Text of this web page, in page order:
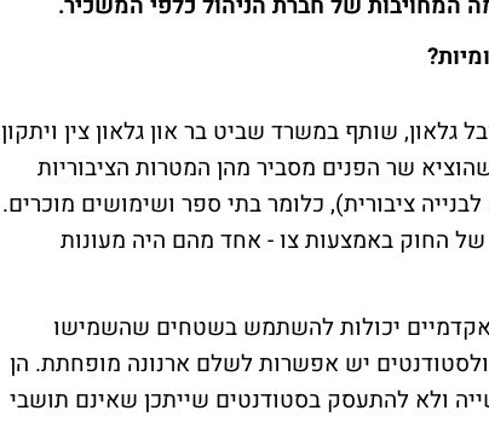
גלאון, שותף במשרד שביט בר און גלאון צין ויתקון
שר הפנים מסביר מהן המטרות הציבוריות
ציבורית), כלומר בתי ספר ושימושים מוכרים.
החוק באמצעות צו - אחד מהם היה מעונות
יכולות להשתמש בשטחים שהשמישו
ולסטודנטים יש אפשרות לשלם ארנונה מופחתת. הן
ולא להתעסק בסטודנטים שייתכן שאינם תושבי